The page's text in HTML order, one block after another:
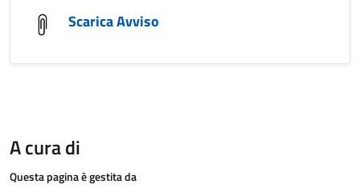
Scarica Avviso
A cura di
Questa pagina è gestita da